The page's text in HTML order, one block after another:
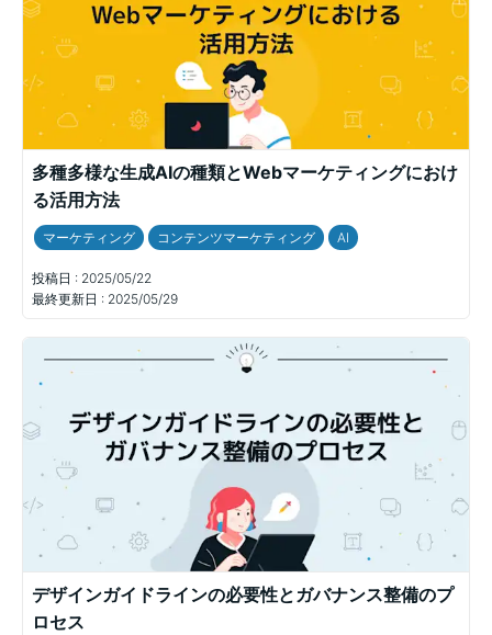
多種多様な生成AIの種類とWebマーケティングにおけ
る活用方法
マーケティング コンテンツマーケティング AI
投稿日 : 2025/05/22
最終更新日 : 2025/05/29
デザインガイドラインの必要性とガバナンス整備のプ
ロセス